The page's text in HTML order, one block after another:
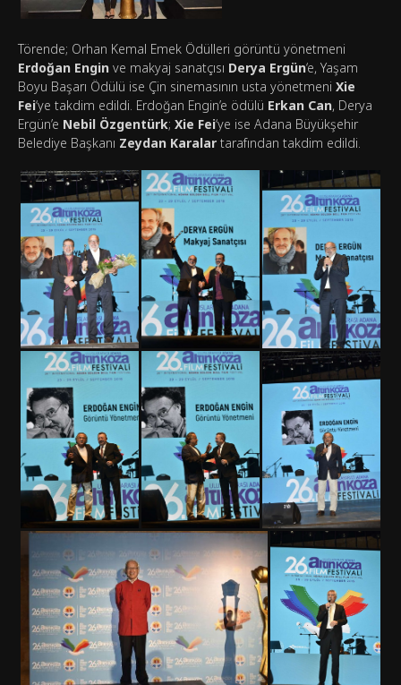
Törende; Orhan Kemal Emek Ödülleri görüntü yönetmeni
Erdoğan Engin ve makyaj sanatçısı Derya Ergün‘e, Yaşam
Boyu Başarı Ödülü ise Çin sinemasının usta yönetmeni Xie
Fei‘ye takdim edildi. Erdoğan Engin’e ödülü Erkan Can, Derya
Ergün’e Nebil Özgentürk; Xie Fei‘ye ise Adana Büyükşehir
Belediye Başkanı Zeydan Karalar tarafından takdim edildi.